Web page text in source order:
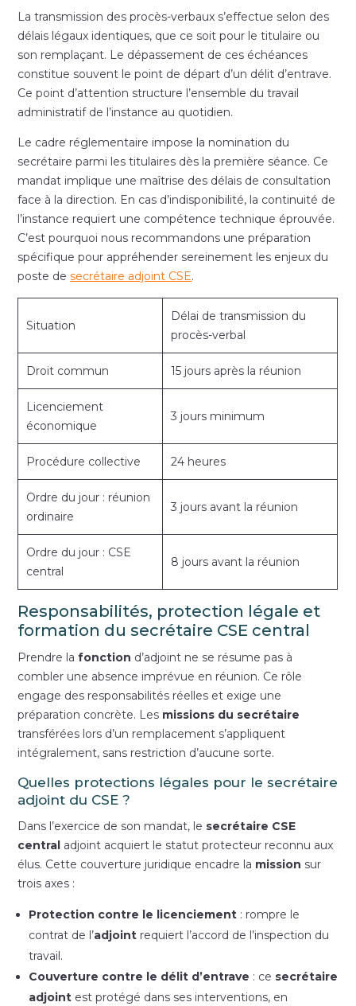
La transmission des procès-verbaux s’effectue selon des
délais légaux identiques, que ce soit pour le titulaire ou
son remplaçant. Le dépassement de ces échéances
constitue souvent le point de départ d’un délit d’entrave.
Ce point d’attention structure l’ensemble du travail
administratif de l’instance au quotidien.
Le cadre réglementaire impose la nomination du
secrétaire parmi les titulaires dès la première séance. Ce
mandat implique une maîtrise des délais de consultation
face à la direction. En cas d’indisponibilité, la continuité de
l’instance requiert une compétence technique éprouvée.
C’est pourquoi nous recommandons une préparation
spécifique pour appréhender sereinement les enjeux du
poste desecrétaire adjoint CSE.
Situation
Délai de transmission du
procès-verbal
Droit commun 15 jours après la réunion
Licenciement
économique
3 jours minimum
Procédure collective 24 heures
Ordre du jour : réunion
ordinaire
3 jours avant la réunion
Ordre du jour : CSE
central
8 jours avant la réunion
Responsabilités, protection légale et
formation du secrétaire CSE central
Prendre lafonction d’adjoint ne se résume pas à
combler une absence imprévue en réunion. Ce rôle
engage des responsabilités réelles et exige une
préparation concrète. Les missions du secrétaire
transférées lors d’un remplacement s’appliquent
intégralement, sans restriction d’aucune sorte.
Quelles protections légales pour le secrétaire
adjoint du CSE ?
Dans l’exercice de son mandat, le secrétaire CSE
central adjoint acquiert le statut protecteur reconnu aux
élus. Cette couverture juridique encadre la mission sur
trois axes :
Protection contre le licenciement : rompre le
contrat de l’adjoint requiert l’accord de l’inspection du
travail.
Couverture contre le délit d’entrave : ce secrétaire
adjoint est protégé dans ses interventions, en